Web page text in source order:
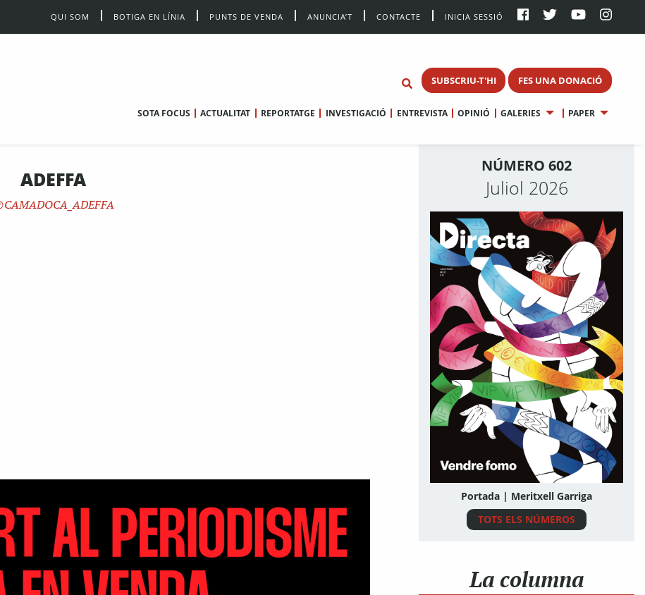
QUI SOM BOTIGA EN LÍNIA PUNTS DE VENDA ANUNCIA’T CONTACTE INICIA SESSIÓ
SUBSCRIU-T'HI FES UNA DONACIÓ
SOTA FOCUS ACTUALITAT REPORTATGE INVESTIGACIÓ ENTREVISTA OPINIÓ GALERIES PAPER
ADEFFA
CAMADOCA_ADEFFA
NÚMERO 602
Juliol 2026
Portada | Meritxell Garriga
TOTS ELS NÚMEROS
La columna